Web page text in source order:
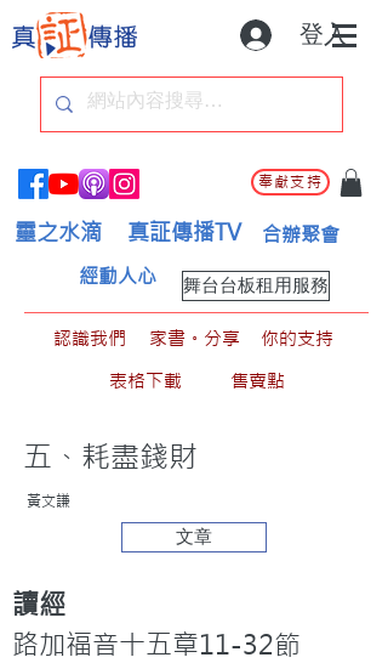
登入
奉獻支持
靈之水滴 真証傳播TV 合辦聚會
舞台台板租用服務
經動人心
認識我們 家書。分享
你的支持
表格下載
售賣點
五、耗盡錢財
黃文謙
文章
讀經
路加福音十五章11-32節